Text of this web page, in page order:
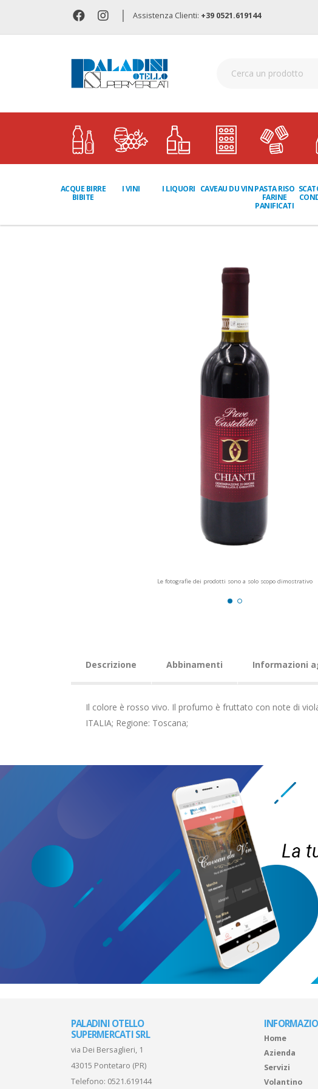
| Assistenza Clienti: +39 0521.619144
ACQUE BIRRE
BIBITE
I VINI I LIQUORI CAVEAU DU VINPASTA RISO
FARINE
PANIFICATI
Le fotografie dei prodotti sono a solo scopo dimostrativo
Descrizione Abbinamenti Informazioni
Il colore è rosso vivo. Il profumo è fruttato con note di
ITALIA; Regione: Toscana;
PALADINI OTELLO
SUPERMERCATI SRL
via Dei Bersaglieri, 1
43015 Pontetaro (PR)
Telefono: 0521.619144
Home
Azienda
Servizi
Volantino